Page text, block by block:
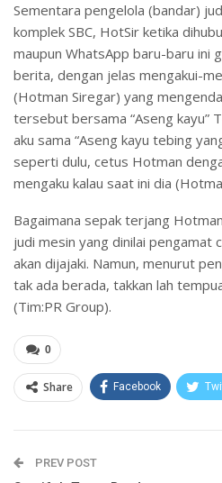
Sementara pengelola (bandar)
komplek SBC, HotSir ketika
maupun WhatsApp baru-baru ini
berita, dengan jelas mengakui-
(Hotman Siregar) yang
tersebut bersama “Aseng kayu”
aku sama “Aseng kayu tebing
seperti dulu, cetus Hotman
mengaku kalau saat ini dia
Bagaimana sepak terjang
judi mesin yang dinilai pengamat
akan dijajaki. Namun, menurut
tak ada berada, takkan lah
(Tim:PR Group).
0
Share Facebook
PREV POST